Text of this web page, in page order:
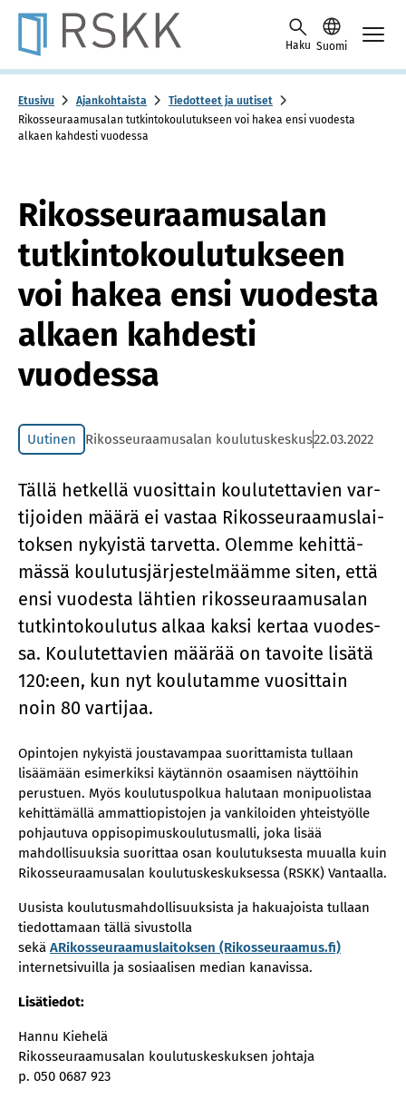
Skip to content -saavutettavuusohje
Haku Suomi
Etusivu Ajankohtaista
Tiedotteet ja uutiset
Rikosseuraamusalan tutkintokoulutukseen voi hakea ensi vuodesta
alkaen kahdesti vuodessa
Rikosseuraamusalan
tutkintokoulutukseen
voi hakea ensi vuodesta
alkaen kahdesti
vuodessa
Uutinen Rikosseuraamusalan koulutuskeskus22.03.2022
Täl­lä het­kel­lä vuo­sit­tain kou­lu­tet­ta­vien var­
ti­joi­den mää­rä ei vas­taa Ri­kos­seu­raa­mus­lai­
tok­sen ny­kyis­tä tar­vet­ta. Olem­me ke­hit­tä­
mäs­sä kou­lu­tus­jär­jes­tel­määm­me si­ten, että
ensi vuo­des­ta läh­tien ri­kos­seu­raa­musa­lan
tut­kin­to­kou­lu­tus al­kaa kak­si ker­taa vuo­des­
sa. Kou­lu­tet­ta­vien mää­rää on ta­voi­te li­sä­tä
120:een, kun nyt kou­lu­tam­me vuo­sit­tain
noin 80 var­ti­jaa.
Opintojen nykyistä joustavampaa suorittamista tullaan
lisäämään esimerkiksi käytännön osaamisen näyttöihin
perustuen. Myös koulutuspolkua halutaan monipuolistaa
kehittämällä ammattiopistojen ja vankiloiden yhteistyölle
pohjautuva oppisopimuskoulutusmalli, joka lisää
mahdollisuuksia suorittaa osan koulutuksesta muualla kuin
Rikosseuraamusalan koulutuskeskuksessa (RSKK) Vantaalla.
Uusista koulutusmahdollisuuksista ja hakuajoista tullaan
tiedottamaan tällä sivustolla
sekä ARikosseuraamuslaitoksen (Rikosseuraamus.fi)
internetsivuilla ja sosiaalisen median kanavissa.
Lisätiedot:
Hannu Kiehelä
Rikosseuraamusalan koulutuskeskuksen johtaja
p. 050 0687 923